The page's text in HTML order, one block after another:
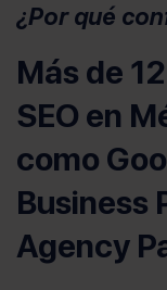
¿Por qué
Más de
SEO en
como
Business
Agency